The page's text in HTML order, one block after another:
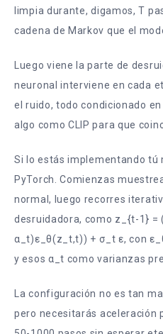
limpia durante, digamos, T
cadena de Markov que el
Luego viene la parte de
neuronal interviene en cada
el ruido, todo condicionado
algo como CLIP para que
Si lo estás implementando tú
PyTorch. Comienzas
normal, luego recorres
desruidadora, como z_{t-1}
α_t)ε_θ(z_t,t)) + σ_t ε, con
y esos α_t como varianzas
La configuración no es tan
pero necesitarás aceleración